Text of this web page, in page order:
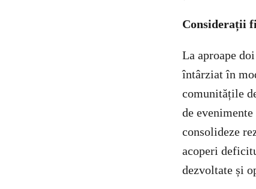
Considerații
La aproape
întârziat în
comunitățile
de
consolideze
acoperi
dezvoltate și